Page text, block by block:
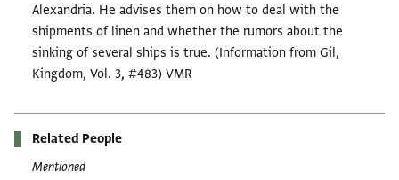
Alexandria. He advises them on how to deal with the
shipments of linen and whether the rumors about the
sinking of several ships is true. (Information from Gil,
Kingdom, Vol. 3, #483) VMR
Related People
Mentioned